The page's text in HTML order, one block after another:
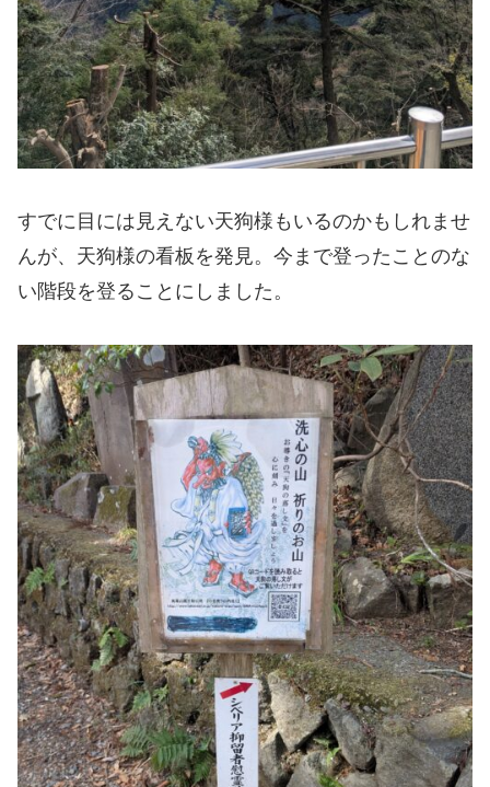
すでに目には見えない天狗様もいるのかもしれませ
んが、天狗様の看板を発見。今まで登ったことのな
い階段を登ることにしました。